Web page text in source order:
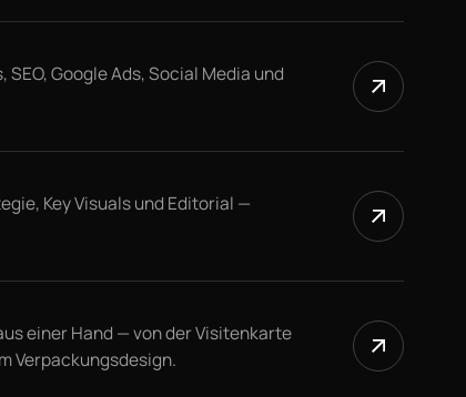
Google Ads, Social Media und
Key Visuals und Editorial —
einer Hand — von der Visitenkarte
Verpackungsdesign.